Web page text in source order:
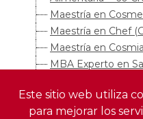
Maestría en
Maestría en Chef
Maestría en
MBA Experto en
MBA
Nutrición (Doble
Este sitio web utiliza
para mejorar los